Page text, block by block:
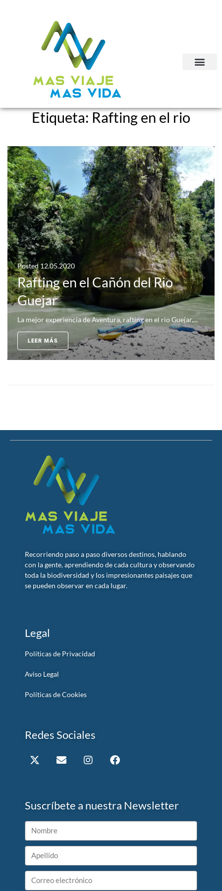
Etiqueta:Rafting en el rio
Posted 12.05.2020
Rafting en el Cañón del Rio
Guejar
La mejor experiencia de Aventura, rafting en el rio Guejar,...
LEER MÁS
Recorriendo paso a paso diversos destinos, hablando
con la gente, aprendiendo de cada cultura y observando
toda la biodiversidad y los impresionantes paisajes que
se pueden observar en cada lugar.
Legal
Políticas de Privacidad
Aviso Legal
Políticas de Cookies
Redes Sociales
Suscríbete a nuestra Newsletter